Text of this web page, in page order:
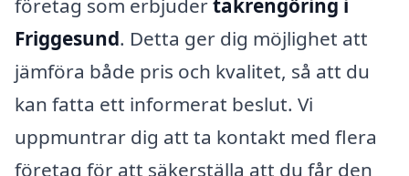
företag som erbjudertakrengöring i
Friggesund. Detta ger dig möjlighet att
jämföra både pris och kvalitet, så att du
kan fatta ett informerat beslut. Vi
uppmuntrar dig att ta kontakt med flera
företag för att säkerställa att du får den